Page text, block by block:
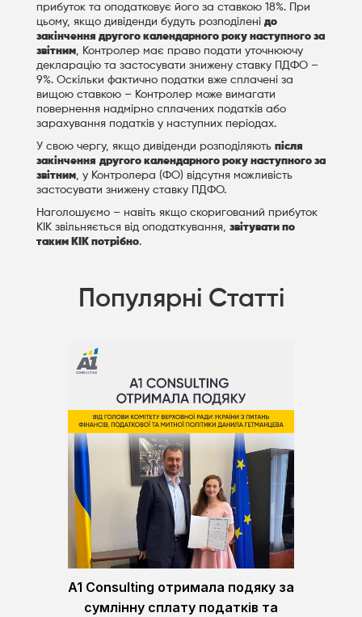
прибуток та оподатковує його за ставкою 18%. При
цьому, якщо дивіденди будуть розподілені до
закінчення другого календарного року наступного за
звітним, Контролер має право подати уточнюючу
декларацію та застосувати знижену ставку ПДФО –
9%. Оскільки фактично податки вже сплачені за
вищою ставкою – Контролер може вимагати
повернення надмірно сплачених податків або
зарахування податків у наступних періодах.
У свою чергу, якщо дивіденди розподіляють після
закінчення другого календарного року наступного за
звітним, у Контролера (ФО) відсутня можливість
застосувати знижену ставку ПДФО.
Наголошуємо – навіть якщо скоригований прибуток
КІК звільняється від оподаткування, звітувати по
таким КІК потрібно.
Популярні Статті
A1 Consulting отримала подяку за
сумлінну сплату податків та